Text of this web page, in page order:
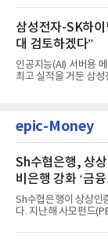
삼성전자-SK하
대 검토하겠다”
인공지능(AI) 서버용
최고 실적을 거둔 삼
epic-Money
Sh수협은행, 상
비은행 강화 ‘금
Sh수협은행이 상상인
다. 지난해 사모펀드